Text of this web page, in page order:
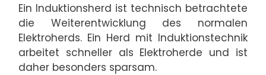
Ein Induktionsherd ist technisch betrachtete
die Weiterentwicklung des normalen
Elektroherds. Ein Herd mit Induktionstechnik
arbeitet schneller als Elektroherde und ist
daher besonders sparsam.